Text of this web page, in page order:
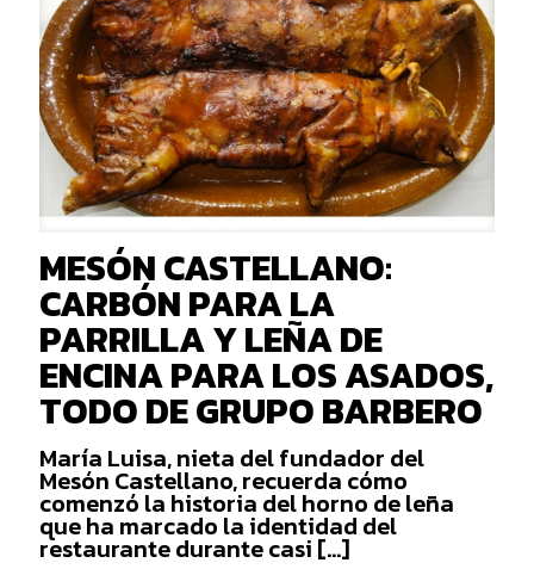
Y
PARA
TU
MESÓN CASTELLANO:
CARBÓN PARA LA
PARRILLA Y LEÑA DE
ENCINA PARA LOS ASADOS,
TODO DE GRUPO BARBERO
María Luisa, nieta del fundador del
Mesón Castellano, recuerda cómo
comenzó la historia del horno de leña
que ha marcado la identidad del
restaurante durante casi […]